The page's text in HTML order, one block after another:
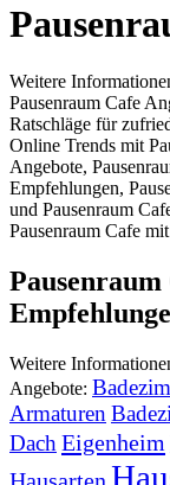
Weitere
Pausenraum Cafe
Ratschläge für
Online Trends mit
Angebote,
Empfehlungen,
und Pausenraum
Pausenraum Cafe
Weitere
Angebote:
Armaturen
Dach Eigenheim